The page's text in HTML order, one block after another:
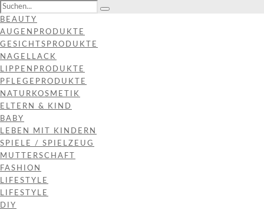
BEAUTY
AUGENPRODUKTE
GESICHTSPRODUKTE
NAGELLACK
LIPPENPRODUKTE
PFLEGEPRODUKTE
NATURKOSMETIK
ELTERN & KIND
BABY
LEBEN MIT KINDERN
SPIELE / SPIELZEUG
MUTTERSCHAFT
FASHION
LIFESTYLE
LIFESTYLE
DIY